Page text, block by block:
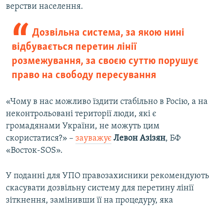
верстви населення.
Дозвільна система, за якою нині
відбувається перетин лінії
розмежування, за своєю суттю порушує
право на свободу пересування
«Чому в нас можливо їздити стабільно в Росію, а на
неконтрольовані території люди, які є
громадянами України, не можуть цим
скористатися?» – зауважує Левон Азізян, БФ
«Восток-SOS».
У поданні для УПО правозахисники рекомендують
скасувати дозвільну систему для перетину лінії
зіткнення, замінивши її на процедуру, яка